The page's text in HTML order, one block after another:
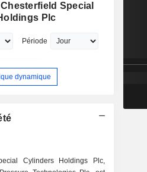
Special
Plc
Période
dynamique
Cylinders Holdings Plc,